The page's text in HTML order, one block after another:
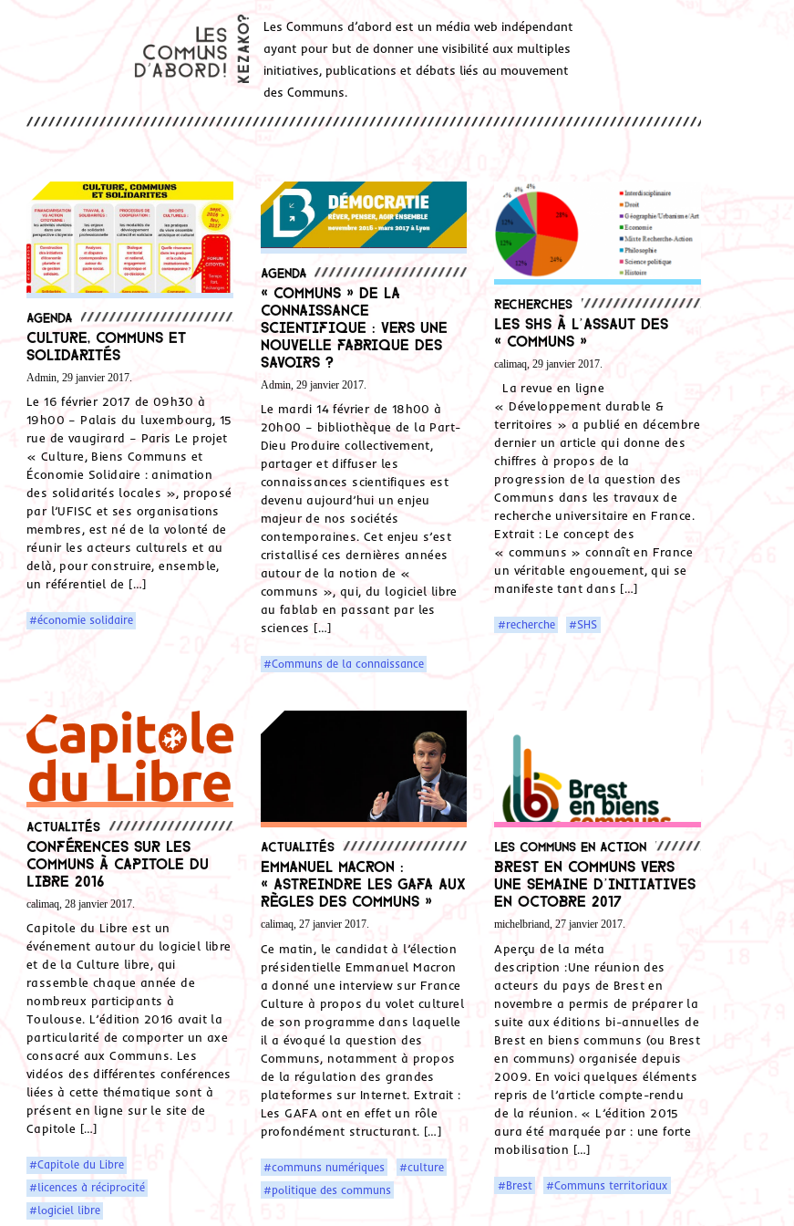
Les Communs d’abord est un média web indépendant
ayant pour but de donner une visibilité aux multiples
initiatives, publications et débats liés au mouvement
des Communs.
Agenda
Culture, Communs et
Solidarités
Admin, 29 janvier 2017.
Le 16 février 2017 de 09h30 à
19h00 – Palais du luxembourg, 15
rue de vaugirard – Paris Le projet
« Culture, Biens Communs et
Économie Solidaire : animation
des solidarités locales », proposé
par l’UFISC et ses organisations
membres, est né de la volonté de
réunir les acteurs culturels et au
delà, pour construire, ensemble,
un référentiel de […]
#économie solidaire
Agenda
« Communs » de la
connaissance
scientifique : vers une
nouvelle fabrique des
savoirs ?
Admin, 29 janvier 2017.
Le mardi 14 février de 18h00 à
20h00 – bibliothèque de la Part-
Dieu Produire collectivement,
partager et diffuser les
connaissances scientifiques est
devenu aujourd’hui un enjeu
majeur de nos sociétés
contemporaines. Cet enjeu s’est
cristallisé ces dernières années
autour de la notion de «
communs », qui, du logiciel libre
au fablab en passant par les
sciences […]
#Communs de la connaissance
Recherches
Les SHS à l’assaut des
« communs »
calimaq, 29 janvier 2017.
La revue en ligne
« Développement durable &
territoires » a publié en décembre
dernier un article qui donne des
chiffres à propos de la
progression de la question des
Communs dans les travaux de
recherche universitaire en France.
Extrait : Le concept des
« communs » connaît en France
un véritable engouement, qui se
manifeste tant dans […]
#recherche #SHS
Actualités
Conférences sur les
Communs à Capitole du
Libre 2016
calimaq, 28 janvier 2017.
Capitole du Libre est un
événement autour du logiciel libre
et de la Culture libre, qui
rassemble chaque année de
nombreux participants à
Toulouse. L’édition 2016 avait la
particularité de comporter un axe
consacré aux Communs. Les
vidéos des différentes conférences
liées à cette thématique sont à
présent en ligne sur le site de
Capitole […]
#Capitole du Libre
#licences à réciprocité
#logiciel libre
Actualités
Emmanuel Macron :
« Astreindre les GAFA aux
règles des Communs »
calimaq, 27 janvier 2017.
Ce matin, le candidat à l’élection
présidentielle Emmanuel Macron
a donné une interview sur France
Culture à propos du volet culturel
de son programme dans laquelle
il a évoqué la question des
Communs, notamment à propos
de la régulation des grandes
plateformes sur Internet. Extrait :
Les GAFA ont en effet un rôle
profondément structurant. […]
#communs numériques
#culture
#politique des communs
Les communs en action
Brest en communs vers
une semaine d’initiatives
en octobre 2017
michelbriand, 27 janvier 2017.
Aperçu de la méta
description :Une réunion des
acteurs du pays de Brest en
novembre a permis de préparer la
suite aux éditions bi-annuelles de
Brest en biens communs (ou Brest
en communs) organisée depuis
2009. En voici quelques éléments
repris de l’article compte-rendu
de la réunion. « L’édition 2015
aura été marquée par : une forte
mobilisation […]
#Brest #Communs territoriaux